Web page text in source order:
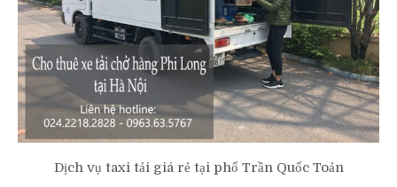
Dịch vụ taxi tải giá rẻ tại phố Trần Quốc Toản